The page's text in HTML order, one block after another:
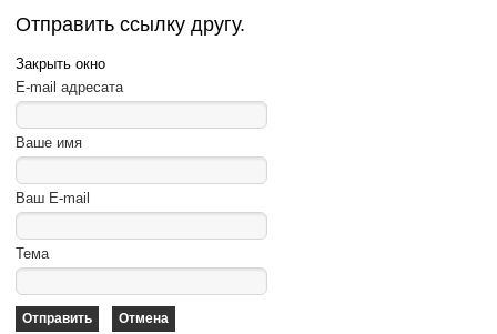
Отправить ссылку другу.
Закрыть окно
E-mail адресата
Ваше имя
Ваш E-mail
Тема
Отправить Отмена